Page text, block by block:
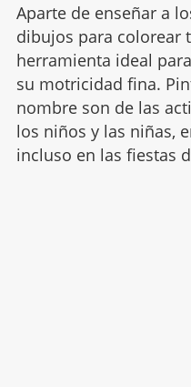
Aparte de enseñar a
dibujos para colorear
herramienta ideal
su motricidad fina.
nombre son de las
los niños y las niñas,
incluso en las fiestas